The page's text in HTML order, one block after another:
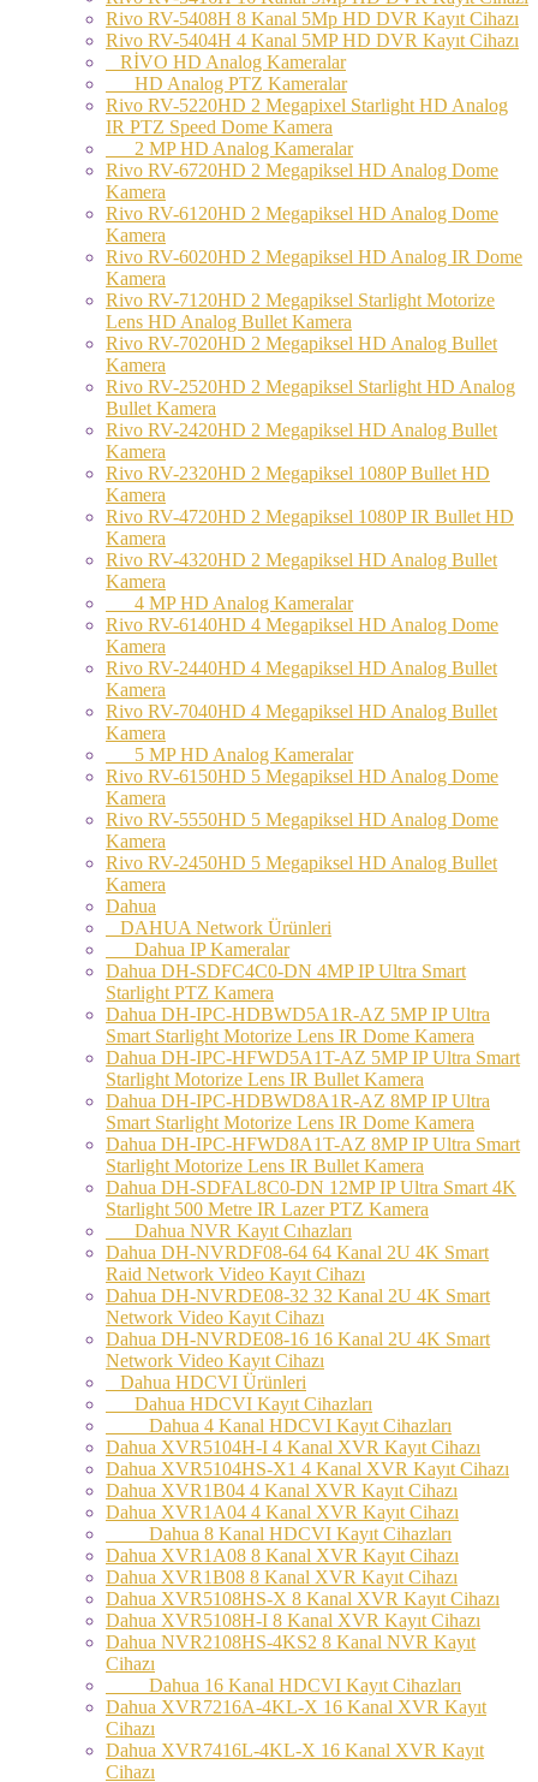
Rivo RV-5408H 8 Kanal 5Mp HD DVR Kayıt Cihazı
Rivo RV-5404H 4 Kanal 5MP HD DVR Kayıt Cihazı
RİVO HD Analog Kameralar
HD Analog PTZ Kameralar
Rivo RV-5220HD 2 Megapixel Starlight HD Analog
IR PTZ Speed Dome Kamera
2 MP HD Analog Kameralar
Rivo RV-6720HD 2 Megapiksel HD Analog Dome
Kamera
Rivo RV-6120HD 2 Megapiksel HD Analog Dome
Kamera
Rivo RV-6020HD 2 Megapiksel HD Analog IR Dome
Kamera
Rivo RV-7120HD 2 Megapiksel Starlight Motorize
Lens HD Analog Bullet Kamera
Rivo RV-7020HD 2 Megapiksel HD Analog Bullet
Kamera
Rivo RV-2520HD 2 Megapiksel Starlight HD Analog
Bullet Kamera
Rivo RV-2420HD 2 Megapiksel HD Analog Bullet
Kamera
Rivo RV-2320HD 2 Megapiksel 1080P Bullet HD
Kamera
Rivo RV-4720HD 2 Megapiksel 1080P IR Bullet HD
Kamera
Rivo RV-4320HD 2 Megapiksel HD Analog Bullet
Kamera
4 MP HD Analog Kameralar
Rivo RV-6140HD 4 Megapiksel HD Analog Dome
Kamera
Rivo RV-2440HD 4 Megapiksel HD Analog Bullet
Kamera
Rivo RV-7040HD 4 Megapiksel HD Analog Bullet
Kamera
5 MP HD Analog Kameralar
Rivo RV-6150HD 5 Megapiksel HD Analog Dome
Kamera
Rivo RV-5550HD 5 Megapiksel HD Analog Dome
Kamera
Rivo RV-2450HD 5 Megapiksel HD Analog Bullet
Kamera
Dahua
DAHUA Network Ürünleri
Dahua IP Kameralar
Dahua DH-SDFC4C0-DN 4MP IP Ultra Smart
Starlight PTZ Kamera
Dahua DH-IPC-HDBWD5A1R-AZ 5MP IP Ultra
Smart Starlight Motorize Lens IR Dome Kamera
Dahua DH-IPC-HFWD5A1T-AZ 5MP IP Ultra Smart
Starlight Motorize Lens IR Bullet Kamera
Dahua DH-IPC-HDBWD8A1R-AZ 8MP IP Ultra
Smart Starlight Motorize Lens IR Dome Kamera
Dahua DH-IPC-HFWD8A1T-AZ 8MP IP Ultra Smart
Starlight Motorize Lens IR Bullet Kamera
Dahua DH-SDFAL8C0-DN 12MP IP Ultra Smart 4K
Starlight 500 Metre IR Lazer PTZ Kamera
Dahua NVR Kayıt Cıhazları
Dahua DH-NVRDF08-64 64 Kanal 2U 4K Smart
Raid Network Video Kayıt Cihazı
Dahua DH-NVRDE08-32 32 Kanal 2U 4K Smart
Network Video Kayıt Cihazı
Dahua DH-NVRDE08-16 16 Kanal 2U 4K Smart
Network Video Kayıt Cihazı
Dahua HDCVI Ürünleri
Dahua HDCVI Kayıt Cihazları
Dahua 4 Kanal HDCVI Kayıt Cihazları
Dahua XVR5104H-I 4 Kanal XVR Kayıt Cihazı
Dahua XVR5104HS-X1 4 Kanal XVR Kayıt Cihazı
Dahua XVR1B04 4 Kanal XVR Kayıt Cihazı
Dahua XVR1A04 4 Kanal XVR Kayıt Cihazı
Dahua 8 Kanal HDCVI Kayıt Cihazları
Dahua XVR1A08 8 Kanal XVR Kayıt Cihazı
Dahua XVR1B08 8 Kanal XVR Kayıt Cihazı
Dahua XVR5108HS-X 8 Kanal XVR Kayıt Cihazı
Dahua XVR5108H-I 8 Kanal XVR Kayıt Cihazı
Dahua NVR2108HS-4KS2 8 Kanal NVR Kayıt
Cihazı
Dahua 16 Kanal HDCVI Kayıt Cihazları
Dahua XVR7216A-4KL-X 16 Kanal XVR Kayıt
Cihazı
Dahua XVR7416L-4KL-X 16 Kanal XVR Kayıt
Cihazı